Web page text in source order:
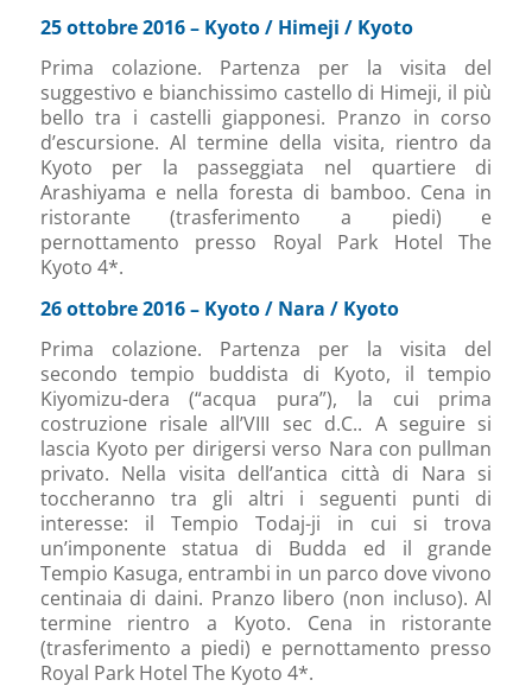
25 ottobre 2016 – Kyoto / Himeji / Kyoto
Prima colazione. Partenza per la visita del
suggestivo e bianchissimo castello di Himeji, il più
bello tra i castelli giapponesi. Pranzo in corso
d’escursione. Al termine della visita, rientro da
Kyoto per la passeggiata nel quartiere di
Arashiyama e nella foresta di bamboo. Cena in
ristorante (trasferimento a piedi) e
pernottamento presso Royal Park Hotel The
Kyoto 4*.
26 ottobre 2016 – Kyoto / Nara / Kyoto
Prima colazione. Partenza per la visita del
secondo tempio buddista di Kyoto, il tempio
Kiyomizu-dera (“acqua pura”), la cui prima
costruzione risale all’VIII sec d.C.. A seguire si
lascia Kyoto per dirigersi verso Nara con pullman
privato. Nella visita dell’antica città di Nara si
toccheranno tra gli altri i seguenti punti di
interesse: il Tempio Todaj-ji in cui si trova
un’imponente statua di Budda ed il grande
Tempio Kasuga, entrambi in un parco dove vivono
centinaia di daini. Pranzo libero (non incluso). Al
termine rientro a Kyoto. Cena in ristorante
(trasferimento a piedi) e pernottamento presso
Royal Park Hotel The Kyoto 4*.